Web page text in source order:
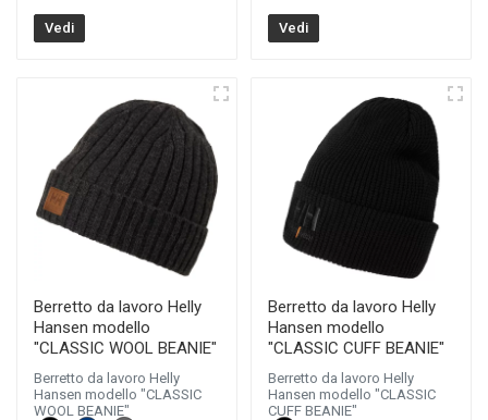
Vedi Vedi
Berretto da lavoro Helly
Hansen modello
"CLASSIC WOOL BEANIE"
Berretto da lavoro Helly
Hansen modello "CLASSIC
WOOL BEANIE"
Berretto da lavoro Helly
Hansen modello
"CLASSIC CUFF BEANIE"
Berretto da lavoro Helly
Hansen modello "CLASSIC
CUFF BEANIE"